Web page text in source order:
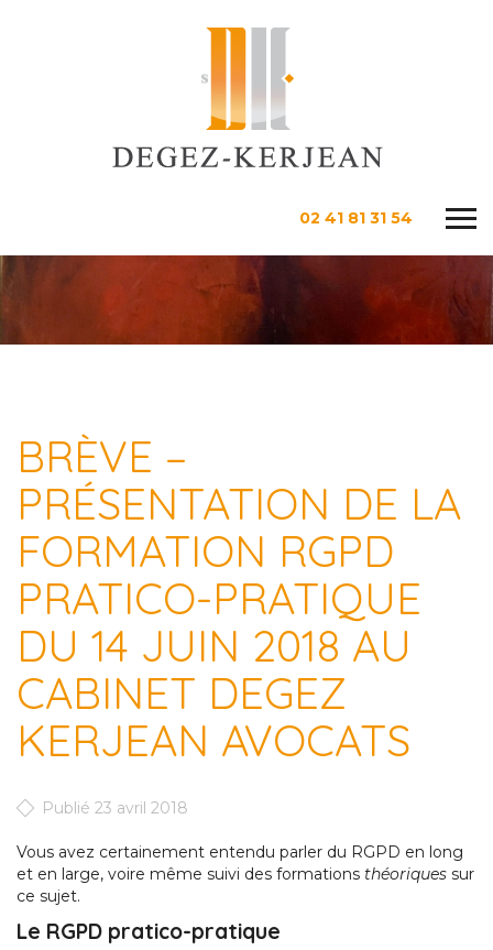
02 41 81 31 54
BRÈVE –
PRÉSENTATION DE LA
FORMATION RGPD
PRATICO-PRATIQUE
DU 14 JUIN 2018 AU
CABINET DEGEZ
KERJEAN AVOCATS
Publié 23 avril 2018
Vous avez certainement entendu parler du RGPD en long
et en large, voire même suivi des formations théoriques sur
ce sujet.
Le RGPD pratico-pratique